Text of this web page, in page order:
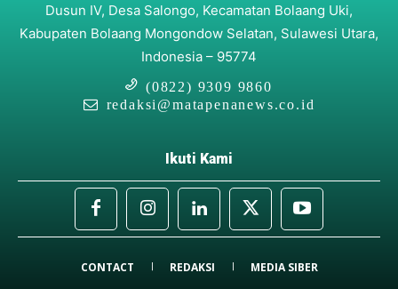
Dusun IV, Desa Salongo, Kecamatan Bolaang Uki,
Kabupaten Bolaang Mongondow Selatan, Sulawesi Utara,
Indonesia – 95774
(0822) 9309 9860
redaksi@matapenanews.co.id
Ikuti Kami
CONTACT REDAKSI MEDIA SIBER